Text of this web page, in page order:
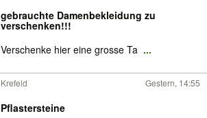
gebrauchte Damenbekleidung zu
verschenken!!!
Verschenke hier eine grosse Ta ...
Krefeld Gestern, 14:55
Pflastersteine